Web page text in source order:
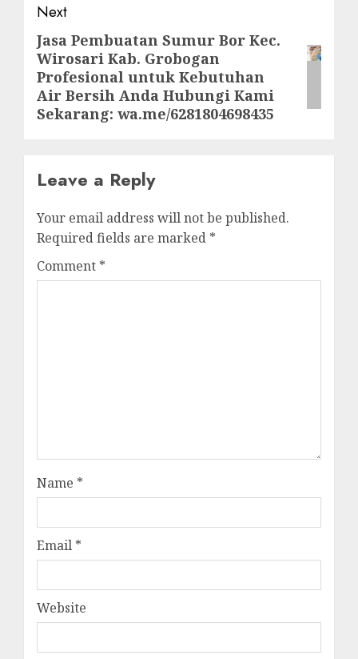
Next
Next
post:
Jasa Pembuatan Sumur Bor Kec.
Wirosari Kab. Grobogan
Profesional untuk Kebutuhan
Air Bersih Anda Hubungi Kami
Sekarang: wa.me/6281804698435
Leave a Reply
Your email address will not be published.
Required fields are marked *
Comment *
Name *
Email *
Website